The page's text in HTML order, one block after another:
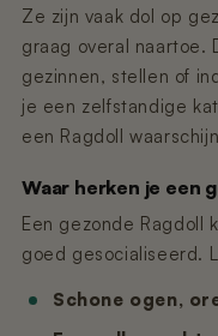
Ze zijn vaak dol op
graag overal naartoe.
gezinnen, stellen of
je een zelfstandige
een Ragdoll
Waar herken je een
Een gezonde Ragdoll
goed gesocialiseerd.
Schone ogen,